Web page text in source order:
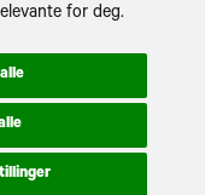
for deg.